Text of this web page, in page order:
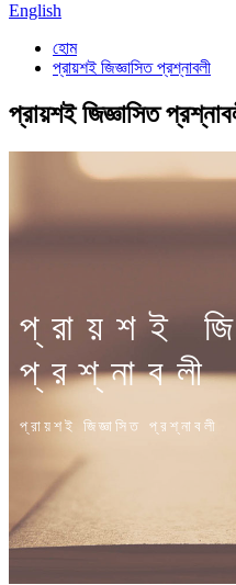
English
হোম
প্রায়শই জিজ্ঞাসিত প্রশ্নাবলী
প্রায়শই জিজ্ঞাসিত
প্রায়শই
প্রশ্নাবলী
প্রায়শই জিজ্ঞাসিত প্রশ্নাবলী